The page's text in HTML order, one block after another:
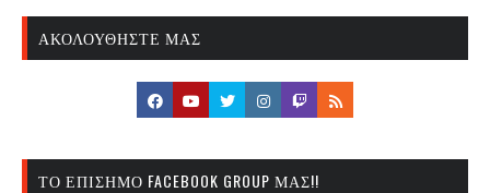
ΑΚΟΛΟΥΘΉΣΤΕ ΜΑΣ
ΤΟ ΕΠΊΣΗΜΟ FACEBOOK GROUP ΜΑΣ!!